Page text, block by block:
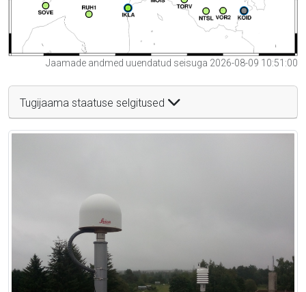
Jaamade andmed uuendatud seisuga 2026-08-09 10:51:00
Tugijaama staatuse selgitused